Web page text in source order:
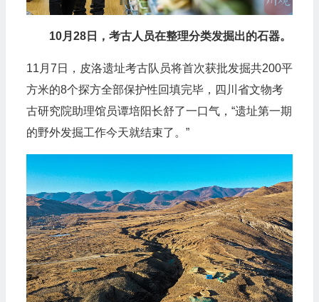
10月28日，考古人员在整理分类发掘出的石器。
11月7日，皮洛遗址考古队员将首次获批发掘共200平
方米的8个探方全部保护性回填完毕，四川省文物考
古研究院助理馆员谭培阳长舒了一口气，“遗址第一期
的野外发掘工作今天就结束了。”